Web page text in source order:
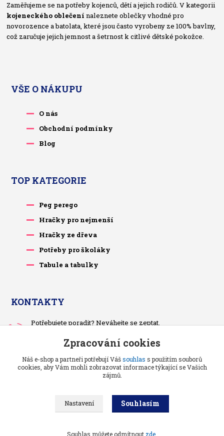
Zaměřujeme se na potřeby kojenců, dětí a jejich rodičů. V kategorii
kojeneckého oblečení naleznete oblečky vhodné pro
novorozence a batolata, které jsou často vyrobeny ze 100% bavlny,
což zaručuje jejich jemnost a šetrnost k citlivé dětské pokožce.
VŠE O NÁKUPU
O nás
Obchodní podmínky
Blog
TOP KATEGORIE
Peg perego
Hračky pro nejmenší
Hračky ze dřeva
Potřeby pro školáky
Tabule a tabulky
KONTAKTY
Potřebujete poradit? Neváhejte se zeptat.
Po-čt, po 13 hodině
pietrasova.p@seznam.cz
Vše pro děti a kojence // Grafika a kódování
Zpracování cookies
Náš e-shop a partneři potřebují Vášsouhlas s použitím souborů
cookies, aby Vám mohli zobrazovat informace týkající se Vašich
zájmů.
Nastavení Souhlasím
Souhlas můžete odmítnout zde